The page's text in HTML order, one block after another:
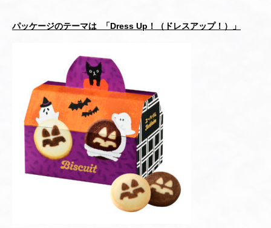
パッケージのテーマは 「Dress Up！（ドレスアップ！）」